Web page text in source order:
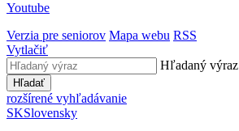
Youtube
Verzia pre seniorov Mapa webu RSS
Vytlačiť
Hľadaný výraz
Hľadať
rozšírené vyhľadávanie
SKSlovensky